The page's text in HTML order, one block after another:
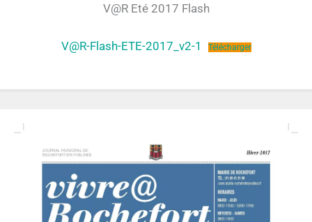
V@R Eté 2017 Flash
V@R-Flash-ETE-2017_v2-1 Télécharger